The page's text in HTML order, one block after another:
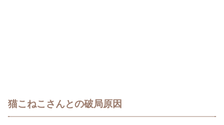
猫こねこさんとの破局原因